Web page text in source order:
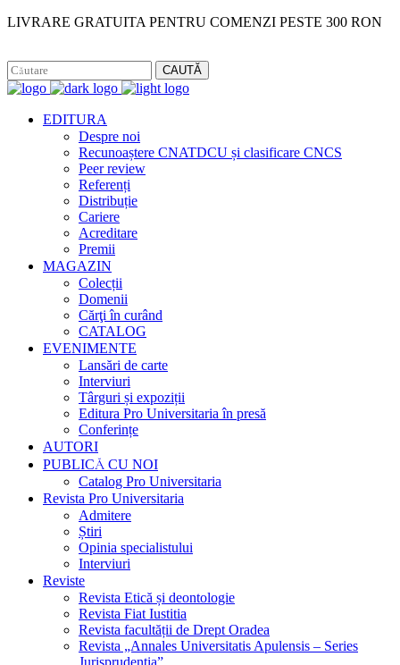
LIVRARE GRATUITA PENTRU COMENZI PESTE 300 RON
CAUTĂ
EDITURA
Despre noi
Recunoaștere CNATDCU și clasificare CNCS
Peer review
Referenți
Distribuție
Cariere
Acreditare
Premii
MAGAZIN
Colecții
Domenii
Cărţi în curând
CATALOG
EVENIMENTE
Lansări de carte
Interviuri
Târguri și expoziții
Editura Pro Universitaria în presă
Conferințe
AUTORI
PUBLICĂ CU NOI
Catalog Pro Universitaria
Revista Pro Universitaria
Admitere
Știri
Opinia specialistului
Interviuri
Reviste
Revista Etică și deontologie
Revista Fiat Iustitia
Revista facultății de Drept Oradea
Revista „Annales Universitatis Apulensis – Series
Jurisprudentia”